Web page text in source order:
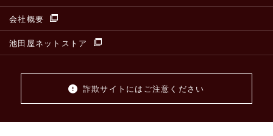
会社概要
池田屋ネットストア
詐欺サイトにはご注意ください